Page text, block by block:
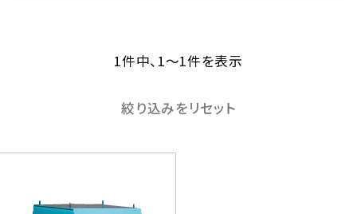
1件中、1〜1件を表示
絞り込みをリセット